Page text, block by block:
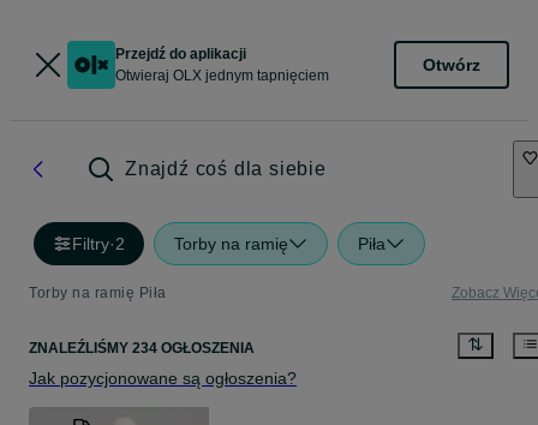
Przejdź do aplikacji
Otwieraj OLX jednym tapnięciem
Otwórz
Znajdź coś dla siebie
Filtry·2 Torby na ramię Piła
Torby na ramię Piła Zobacz
ZNALEŹLIŚMY 234 OGŁOSZENIA
Jak pozycjonowane są ogłoszenia?